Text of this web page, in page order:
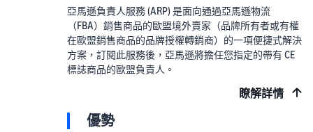
亞馬遜負責人服務 (ARP) 是面向通過亞馬遜物流
（FBA）銷售商品的歐盟境外賣家（品牌所有者或有權
在歐盟銷售商品的品牌授權轉銷商）的一項便捷式解決
方案，訂閱此服務後，亞馬遜將擔任您指定的帶有 CE
標誌商品的歐盟負責人。
瞭解詳情
優勢